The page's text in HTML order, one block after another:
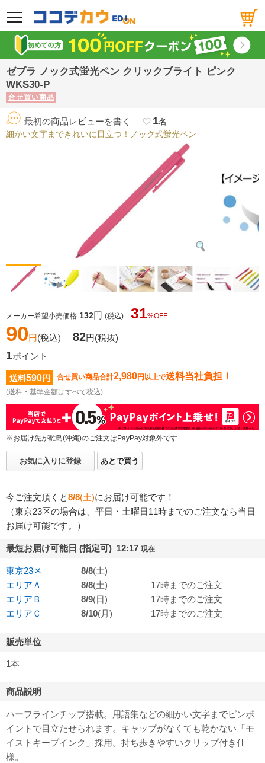
メニュー
ゼブラ ノック式蛍光ペン クリックブライト ピンク
WKS30-P
合せ買い商品
最初の商品レビューを書く favorite_border 1名
細かい文字まできれいに目立つ！ノック式蛍光ペン
メーカー希望小売価格 132円 (税込) 31%OFF
90円(税込) 82円(税抜)
1ポイント
送料590円 合せ買い商品合計2,980円以上で送料当社負担！
(送料・基準金額はすべて税込)
※お届け先が離島(沖縄)のご注文はPayPay対象外です
お気に入りに登録 あとで買う
今ご注文頂くと8/8(土)にお届け可能です！
（東京23区の場合は、平日・土曜日11時までのご注文なら当日
お届け可能です。）
最短お届け可能日 (指定可) 12:17 現在
東京23区 8/8(土)
エリアＡ
8/8(土)
17時までのご注文
エリアＢ
8/9(日)
17時までのご注文
エリアＣ
8/10(月) 17時までのご注文
販売単位
1本
商品説明
ハーフラインチップ搭載。用語集などの細かい文字までピンポ
イントで目立たせられます。キャップがなくても乾かない「モ
イストキープインク」採用。持ち歩きやすいクリップ付き仕
様。